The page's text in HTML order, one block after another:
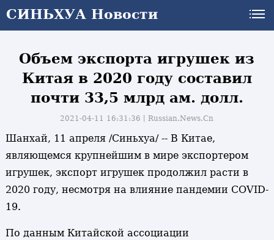
СИНЬХУА Новости
Объем экспорта игрушек из
Китая в 2020 году составил
почти 33,5 млрд ам. долл.
2021-04-11 16:31:36丨Russian.News.Cn
Шанхай, 11 апреля /Синьхуа/ -- В Китае,
являющемся крупнейшим в мире экспортером
игрушек, экспорт игрушек продолжил расти в
2020 году, несмотря на влияние пандемии COVID-
19.
По данным Китайской ассоциации